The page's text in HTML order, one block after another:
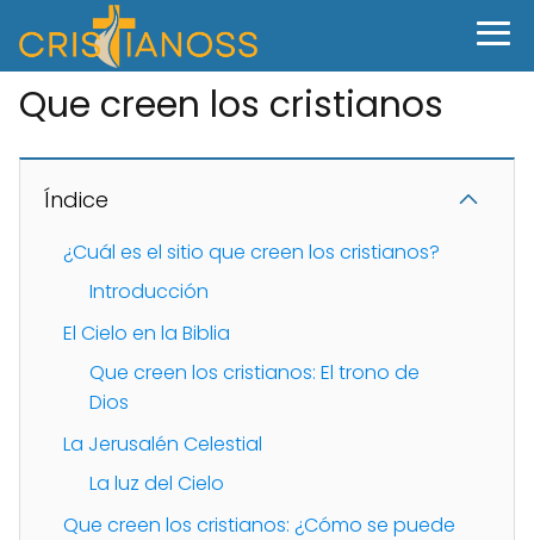
Que creen los cristianos
Índice
¿Cuál es el sitio que creen los cristianos?
Introducción
El Cielo en la Biblia
Que creen los cristianos: El trono de
Dios
La Jerusalén Celestial
La luz del Cielo
Que creen los cristianos: ¿Cómo se puede